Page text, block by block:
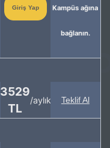
Giriş Yap Kampüs ağına
bağlanın.
3529
TL
/aylık Teklif Al